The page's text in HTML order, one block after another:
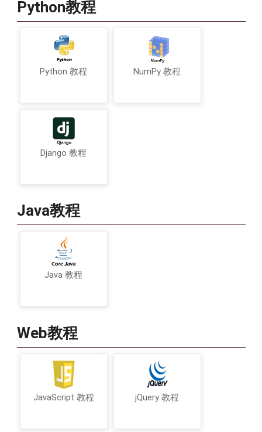
Python教程
Python 教程 NumPy 教程
Django 教程
Java教程
Java 教程
Web教程
JavaScript 教程 jQuery 教程